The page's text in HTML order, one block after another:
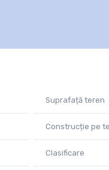
Suprafață teren
Construcție pe
Clasificare